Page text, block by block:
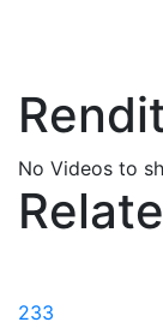
No Videos to
233